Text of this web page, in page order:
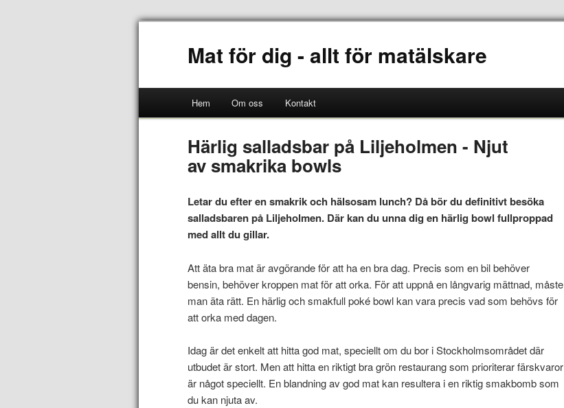
Mat för dig - allt för matälskare
Hem Om oss Kontakt
Härlig salladsbar på Liljeholmen - Njut
av smakrika bowls
Letar du efter en smakrik och hälsosam lunch? Då bör du definitivt besöka
salladsbaren på Liljeholmen. Där kan du unna dig en härlig bowl fullproppad
med allt du gillar.
Att äta bra mat är avgörande för att ha en bra dag. Precis som en bil behöver
bensin, behöver kroppen mat för att orka. För att uppnå en långvarig mättnad, måste
man äta rätt. En härlig och smakfull poké bowl kan vara precis vad som behövs för
att orka med dagen.
Idag är det enkelt att hitta god mat, speciellt om du bor i Stockholmsområdet där
utbudet är stort. Men att hitta en riktigt bra grön restaurang som prioriterar färskvaror
är något speciellt. En blandning av god mat kan resultera i en riktig smakbomb som
du kan njuta av.